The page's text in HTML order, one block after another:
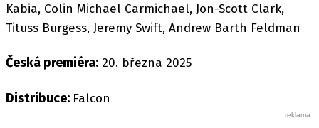
Kabia, Colin Michael Carmichael, Jon-Scott Clark,
Tituss Burgess, Jeremy Swift, Andrew Barth Feldman
Česká premiéra: 20. března 2025
Distribuce: Falcon